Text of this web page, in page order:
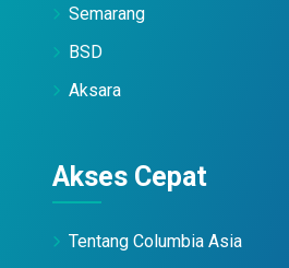
Semarang
BSD
Aksara
Akses Cepat
Tentang Columbia Asia